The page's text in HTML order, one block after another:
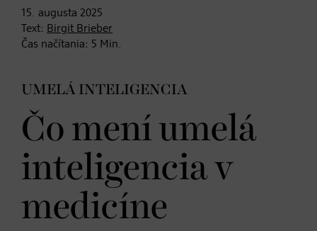
15. augusta 2025
Text: Birgit Brieber
Čas načítania: 5 Min.
UMELÁ INTELIGENCIA
Čo mení umelá
inteligencia v
medicíne